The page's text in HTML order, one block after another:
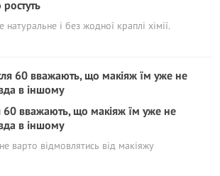
і без жодної краплі хімії.
60 вважають, що макіяж їм уже не
в іншому
варто відмовлятись від макіяжу